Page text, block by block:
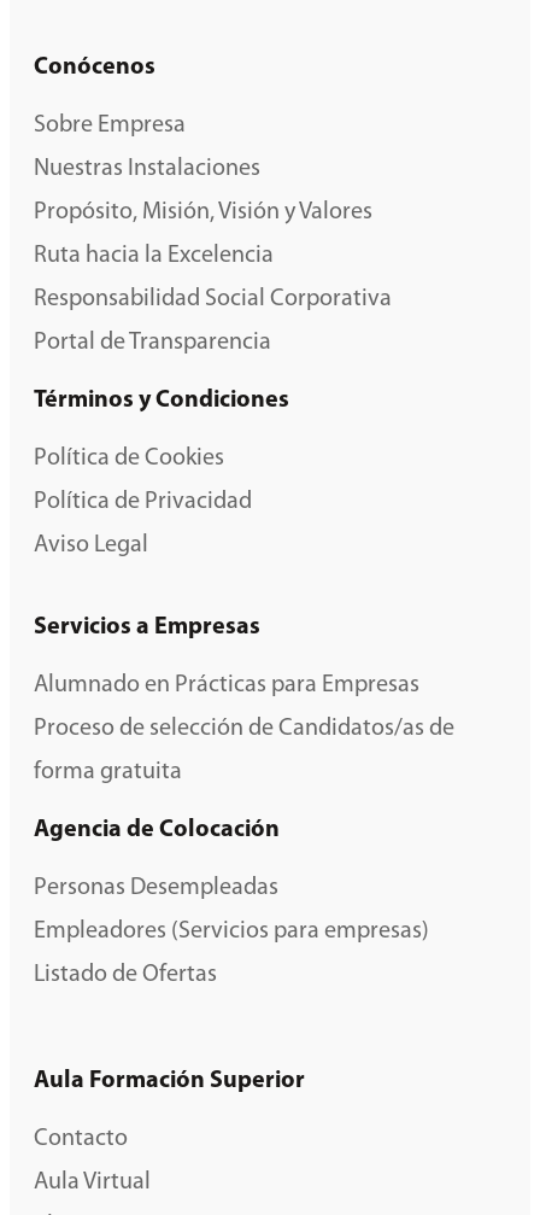
Conócenos
Sobre Empresa
Nuestras Instalaciones
Propósito, Misión, Visión y Valores
Ruta hacia la Excelencia
Responsabilidad Social Corporativa
Portal de Transparencia
Términos y Condiciones
Política de Cookies
Política de Privacidad
Aviso Legal
Servicios a Empresas
Alumnado en Prácticas para Empresas
Proceso de selección de Candidatos/as de
forma gratuita
Agencia de Colocación
Personas Desempleadas
Empleadores (Servicios para empresas)
Listado de Ofertas
Aula Formación Superior
Contacto
Aula Virtual